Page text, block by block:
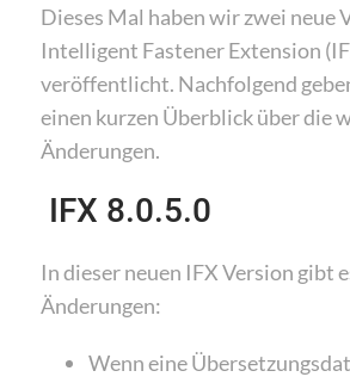
Dieses Mal haben wir zwei neue
Intelligent Fastener Extension
veröffentlicht. Nachfolgend
einen kurzen Überblick über die
Änderungen.
IFX 8.0.5.0
In dieser neuen IFX Version gibt
Änderungen:
Wenn eine